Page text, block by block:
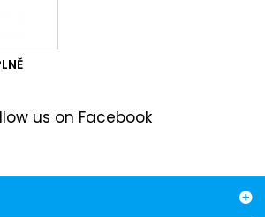
us on Facebook